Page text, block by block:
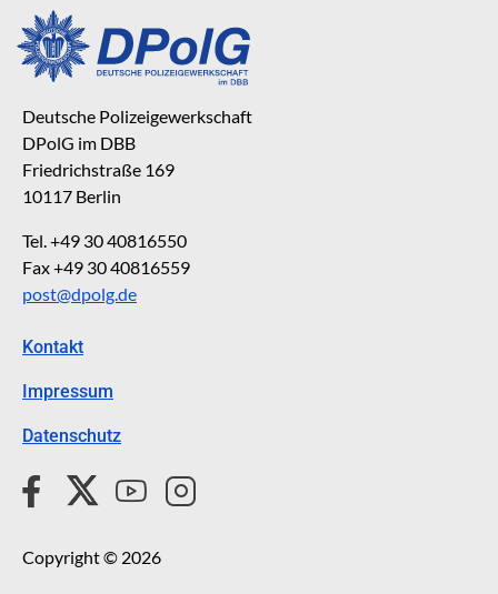
Deutsche Polizeigewerkschaft
DPolG im DBB
Friedrichstraße 169
10117 Berlin
Tel. +49 30 40816550
Fax +49 30 40816559
post@dpolg.de
Kontakt
Impressum
Datenschutz
Copyright © 2026